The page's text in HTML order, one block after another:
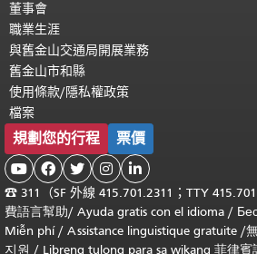
董事會
職業生涯
與舊金山交通局開展業務
舊金山市和縣
使用條款/隱私權政策
檔案
規劃您的行程 票價
    
☎ 311（SF 外線 415.701.2311；TTY
費語言幫助/ Ayuda gratis con el idioma /
Miễn phí/ Assistance linguistique gratuite /
지원 / Libreng tulong para sa wikang 菲律賓